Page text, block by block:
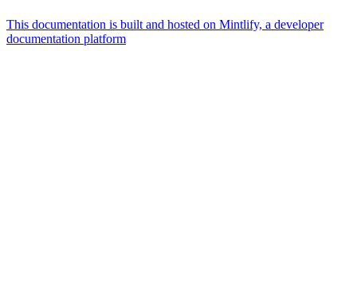
This documentation is built and hosted on Mintlify, a developer
documentation platform